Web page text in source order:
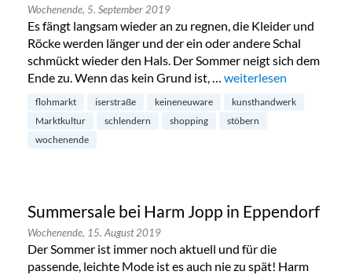
Wochenende, 5. September 2019
Es fängt langsam wieder an zu regnen, die Kleider und
Röcke werden länger und der ein oder andere Schal
schmückt wieder den Hals. Der Sommer neigt sich dem
Ende zu. Wenn das kein Grund ist, … „Flohmarkt und
weiterlesen
flohmarkt iserstraße keineneuware
kunsthandwerk
Marktkultur
schlendern shopping
stöbern
wochenende
Summersale bei Harm Jopp in Eppendorf
Wochenende, 15. August 2019
Der Sommer ist immer noch aktuell und für die
passende, leichte Mode ist es auch nie zu spät! Harm